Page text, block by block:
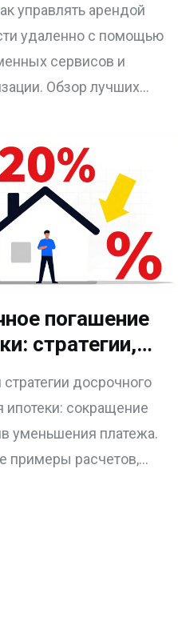
в 2026
году
управлять арендой
удаленно с помощью
сервисов и
Обзор лучших
умных замков и
нюансы.
погашение
стратегии,
выгоды и
цифры
досрочного
ипотеки: сокращение
уменьшения платежа.
примеры расчетов,